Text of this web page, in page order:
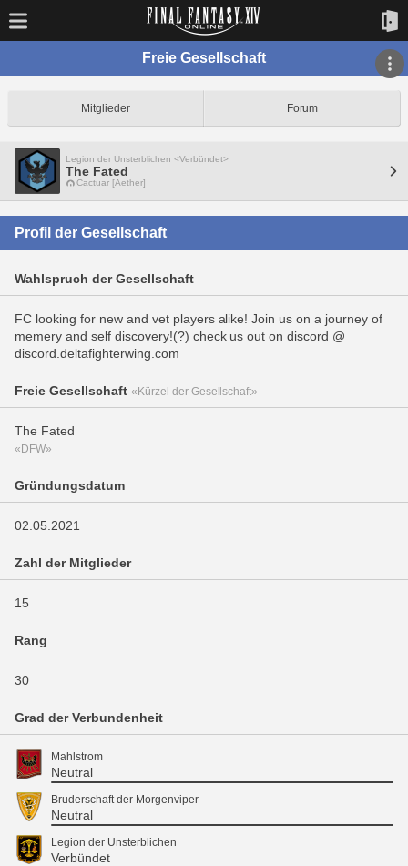
Freie Gesellschaft
Mitglieder Forum
Legion der Unsterblichen <Verbündet>
The Fated
Cactuar [Aether]
Profil der Gesellschaft
Wahlspruch der Gesellschaft
FC looking for new and vet players alike! Join us on a journey of
memery and self discovery!(?) check us out on discord @
discord.deltafighterwing.com
Freie Gesellschaft «Kürzel der Gesellschaft»
The Fated
«DFW»
Gründungsdatum
02.05.2021
Zahl der Mitglieder
15
Rang
30
Grad der Verbundenheit
Mahlstrom
Neutral
Bruderschaft der Morgenviper
Neutral
Legion der Unsterblichen
Verbündet